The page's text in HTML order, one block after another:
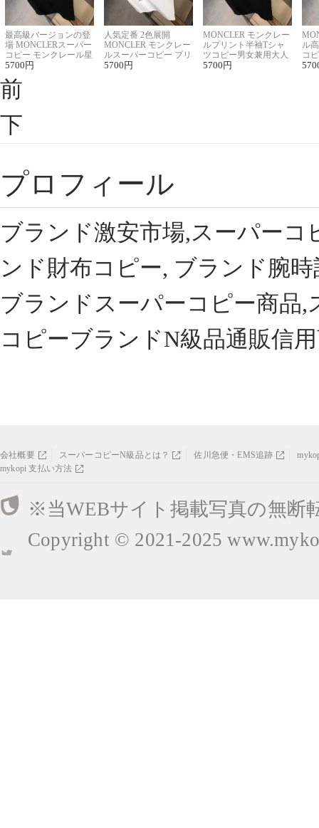
最高級バージョンの登
場 MONCLERスーパー
コピー モンクレール星
座半袖Tシャツ
5700 円
人気定番 2色展開
MONCLER モンクレー
ルスーパーコピー プリ
ント半袖Tシャツ
5700 円
MONCLER モンクレー
ルプリント半袖Tシャ
ツコピー男女兼用大人
可愛い春夏コーデ
5700 円
ル
コ
ィ
前
下
プロフィール
ブランド激安市場,スーパー
ンド財布コピー, ブランド腕
ブランドスーパーコピー商品
コピーブランドN級品通販信
会社概要 スーパーコピーN級品とは？ 佐川急便・EMS追跡
mykopi 支払い方法
※当WEBサイト掲載写真の無断
Copyright © 2021-2025